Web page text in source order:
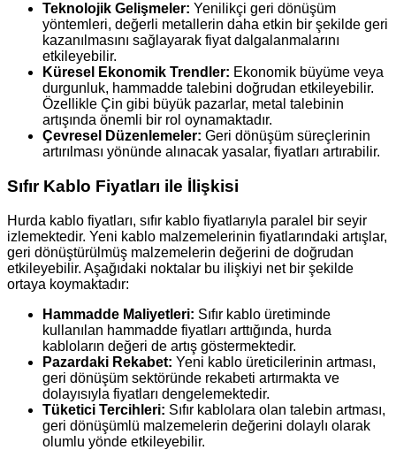
Teknolojik Gelişmeler: Yenilikçi geri dönüşüm
yöntemleri, değerli metallerin daha etkin bir şekilde geri
kazanılmasını sağlayarak fiyat dalgalanmalarını
etkileyebilir.
Küresel Ekonomik Trendler: Ekonomik büyüme veya
durgunluk, hammadde talebini doğrudan etkileyebilir.
Özellikle Çin gibi büyük pazarlar, metal talebinin
artışında önemli bir rol oynamaktadır.
Çevresel Düzenlemeler: Geri dönüşüm süreçlerinin
artırılması yönünde alınacak yasalar, fiyatları artırabilir.
Sıfır Kablo Fiyatları ile İlişkisi
Hurda kablo fiyatları, sıfır kablo fiyatlarıyla paralel bir seyir
izlemektedir. Yeni kablo malzemelerinin fiyatlarındaki artışlar,
geri dönüştürülmüş malzemelerin değerini de doğrudan
etkileyebilir. Aşağıdaki noktalar bu ilişkiyi net bir şekilde
ortaya koymaktadır:
Hammadde Maliyetleri: Sıfır kablo üretiminde
kullanılan hammadde fiyatları arttığında, hurda
kabloların değeri de artış göstermektedir.
Pazardaki Rekabet: Yeni kablo üreticilerinin artması,
geri dönüşüm sektöründe rekabeti artırmakta ve
dolayısıyla fiyatları dengelemektedir.
Tüketici Tercihleri: Sıfır kablolara olan talebin artması,
geri dönüşümlü malzemelerin değerini dolaylı olarak
olumlu yönde etkileyebilir.